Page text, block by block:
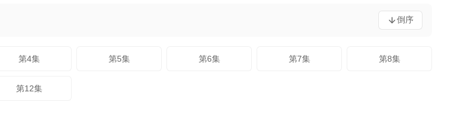
倒序
第4集 第5集 第6集 第7集 第8集
第12集